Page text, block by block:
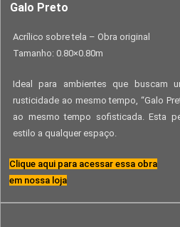
Galo Preto
Acrílico sobre tela – Obra original
Tamanho: 0.80×0.80m
Ideal para ambientes que buscam
rusticidade ao mesmo tempo, “Galo
ao mesmo tempo sofisticada. Esta
estilo a qualquer espaço.
Clique aqui para acessar essa obra
em nossa loja